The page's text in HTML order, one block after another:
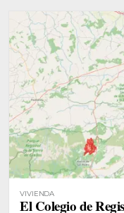
VIVIENDA
El Colegio de